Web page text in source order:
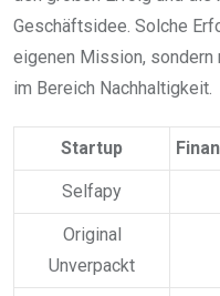
Geschäftsidee. Solche
eigenen Mission, sondern
im Bereich Nachhaltigkeit.
Startup
Selfapy
Original
Unverpackt